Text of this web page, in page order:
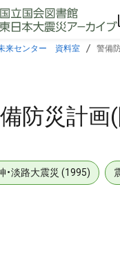
来センター 資料室 警備
防災計画
・淡路大震災 (1995)